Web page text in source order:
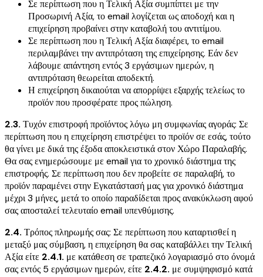
Σε περίπτωση που η Τελική Αξία συμπίπτει με την
Προσωρινή Αξία, το email λογίζεται ως αποδοχή και η
επιχείρηση προβαίνει στην καταβολή του αντιτίμου.
Σε περίπτωση που η Τελική Αξία διαφέρει, το email
περιλαμβάνει την αντιπρόταση της επιχείρησης. Εάν δεν
λάβουμε απάντηση εντός 3 εργάσιμων ημερών, η
αντιπρόταση θεωρείται αποδεκτή.
Η επιχείρηση δικαιούται να απορρίψει εξαρχής τελείως το
προϊόν που προσφέρατε προς πώληση.
2.3. Τυχόν επιστροφή προϊόντος λόγω μη συμφωνίας αγοράς: Σε
περίπτωση που η επιχείρηση επιστρέψει το προϊόν σε εσάς, τούτο
θα γίνει με δικά της έξοδα αποκλειστικά στον Χώρο Παραλαβής.
Θα σας ενημερώσουμε με email για το χρονικό διάστημα της
επιστροφής. Σε περίπτωση που δεν προβείτε σε παραλαβή, το
προϊόν παραμένει στην Εγκατάστασή μας για χρονικό διάστημα
μέχρι 3 μήνες, μετά το οποίο παραδίδεται προς ανακύκλωση αφού
σας αποσταλεί τελευταίο email υπενθύμισης.
2.4. Τρόπος πληρωμής σας: Σε περίπτωση που καταρτισθεί η
μεταξύ μας σύμβαση, η επιχείρηση θα σας καταβάλλει την Τελική
Αξία είτε 2.4.1. με κατάθεση σε τραπεζικό λογαριασμό στο όνομά
σας εντός 5 εργάσιμων ημερών, είτε 2.4.2. με συμψηφισμό κατά